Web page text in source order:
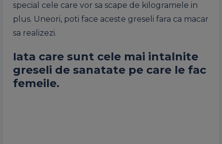
special cele care vor sa scape de kilogramele in
plus. Uneori, poti face aceste greseli fara ca macar
sa realizezi.
Iata care sunt cele mai intalnite
greseli de sanatate pe care le fac
femeile.